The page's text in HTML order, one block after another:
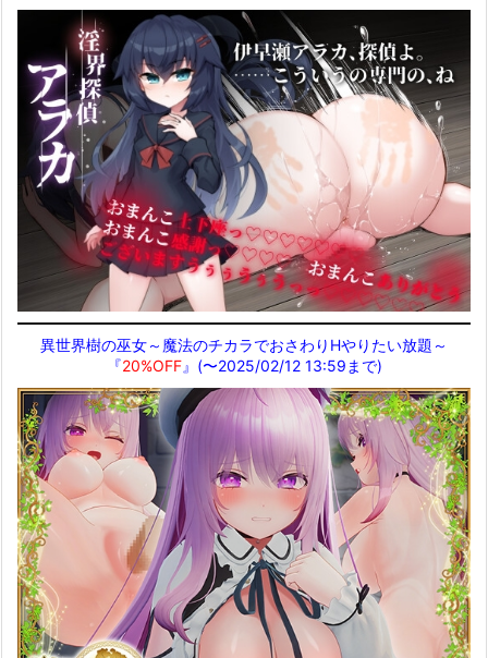
異世界樹の巫女～魔法のチカラでおさわりHやりたい放題～
『20%OFF』(〜2025/02/12 13:59まで)